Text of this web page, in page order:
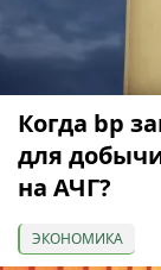
Когда bp
для
на АЧГ?
ЭКОНОМИКА